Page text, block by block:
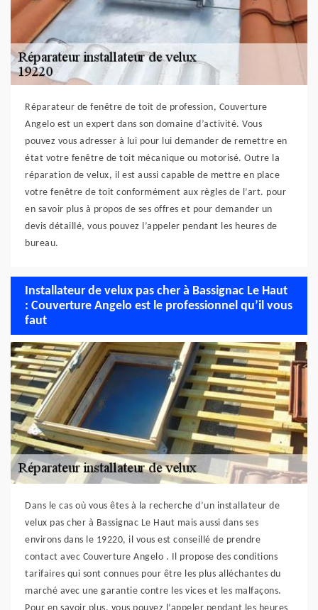
Réparateur de fenêtre de toit de profession, Couverture
Angelo est un expert dans son domaine d’activité. Vous
pouvez vous adresser à lui pour lui demander de remettre en
état votre fenêtre de toit mécanique ou motorisé. Outre la
réparation de velux, il est aussi capable de mettre en place
votre fenêtre de toit conformément aux règles de l’art. pour
en savoir plus à propos de ses offres et pour demander un
devis détaillé, vous pouvez l’appeler pendant les heures de
bureau.
Installateur de velux pas cher à Bassignac Le Haut
: Couverture Angelo est le professionnel qu’il vous
faut
Dans le cas où vous êtes à la recherche d’un installateur de
velux pas cher à Bassignac Le Haut mais aussi dans ses
environs dans le 19220, il vous est conseillé de prendre
contact avec Couverture Angelo . Il propose des conditions
tarifaires qui sont connues pour être les plus alléchantes du
marché avec une garantie contre les vices et les malfaçons.